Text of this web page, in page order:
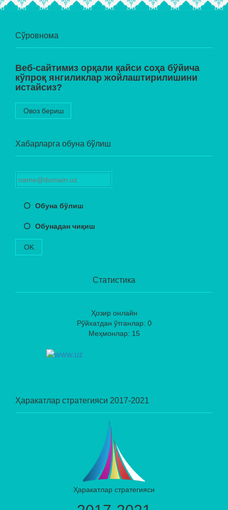
Сўровнома
Веб-сайтимиз орқали қайси соҳа бўйича
кўпроқ янгиликлар жойлаштирилишини
истайсиз?
Овоз бериш
Хабарларга обуна бўлиш
Обуна бўлиш
Обунадан чиқиш
OK
Статистика
Ҳозир онлайн
Рўйхатдан ўтганлар: 0
Меҳмонлар: 15
Ҳаракатлар стратегияси 2017-2021
Ҳаракатлар стратегияси